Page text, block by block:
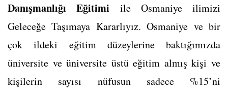
Danışmanlığı Eğitimi ile Osmaniye ilimizi
Geleceğe Taşımaya Kararlıyız. Osmaniye ve bir
çok ildeki eğitim düzeylerine baktığımızda
üniversite ve üniversite üstü eğitim almış kişi ve
kişilerin sayısı nüfusun sadece %15’ni